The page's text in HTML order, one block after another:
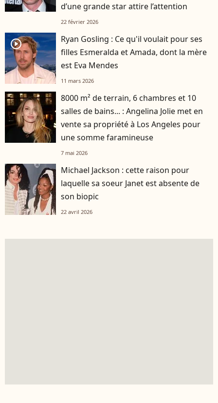
d’une grande star attire l’attention
22 février 2026
player2
Ryan Gosling : Ce qu'il voulait pour ses
filles Esmeralda et Amada, dont la mère
est Eva Mendes
11 mars 2026
8000 m² de terrain, 6 chambres et 10
salles de bains... : Angelina Jolie met en
vente sa propriété à Los Angeles pour
une somme faramineuse
7 mai 2026
Michael Jackson : cette raison pour
laquelle sa soeur Janet est absente de
son biopic
22 avril 2026